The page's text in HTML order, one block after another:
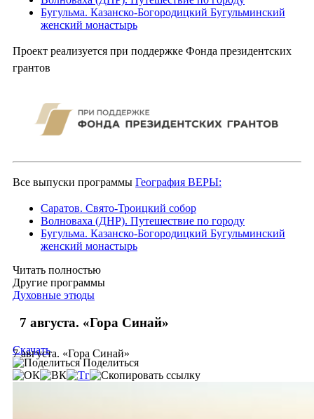
Бугульма. Казанско-Богородицкий Бугульминский
женский монастырь
Проект реализуется при поддержке Фонда президентских
грантов
Все выпуски программы География ВЕРЫ:
Саратов. Свято-Троицкий собор
Волноваха (ДНР). Путешествие по городу
Бугульма. Казанско-Богородицкий Бугульминский
женский монастырь
Читать полностью
Другие программы
Духовные этюды
7 августа. «Гора Синай»
7 августа. «Гора Синай»
Скачать
Поделиться